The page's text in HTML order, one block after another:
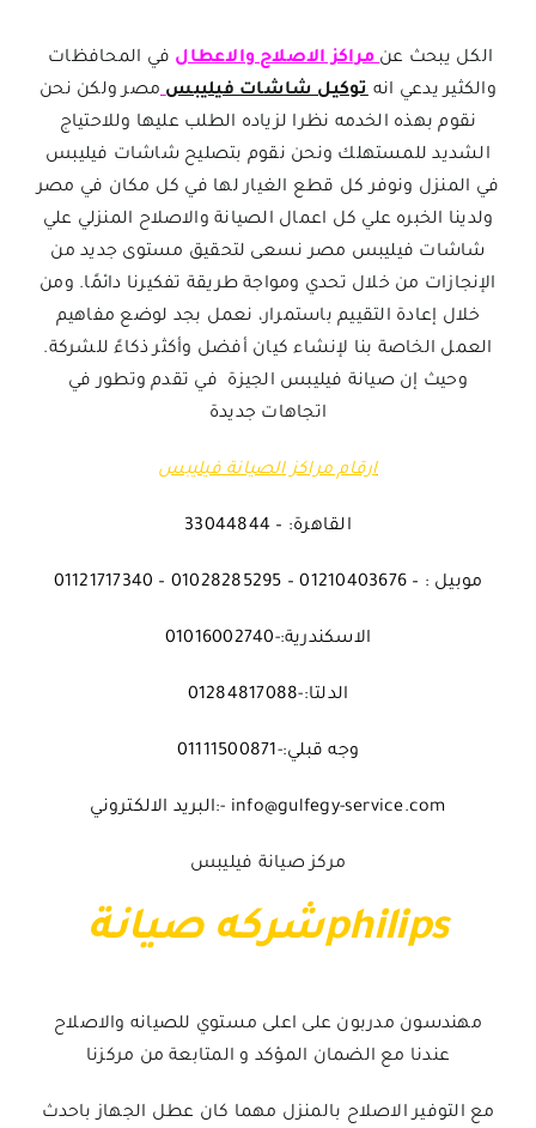
الكل يبحث عنمراكز الاصلاح والاعطال في المحافظات
والكثير يدعي انه توكيل شاشات فيليبس مصر ولكن نحن
نقوم بهذه الخدمه نظرا لزياده الطلب عليها وللاحتياج
الشديد للمستهلك ونحن نقوم بتصليح شاشات فيليبس
في المنزل ونوفر كل قطع الغيار لها في كل مكان في مصر
ولدينا الخبره علي كل اعمال الصيانة والاصلاح المنزلي علي
شاشات فيليبس مصر نسعى لتحقيق مستوى جديد من
الإنجازات من خلال تحدي ومواجة طريقة تفكيرنا دائمًا. ومن
خلال إعادة التقييم باستمرار، نعمل بجد لوضع مفاهيم
العمل الخاصة بنا لإنشاء كيان أفضل وأكثر ذكاءً للشركة.
وحيث إن صيانة فيليبس الجيزة في تقدم وتطور في
اتجاهات جديدة
ارقام مراكز الصيانة فيليبس
القاهرة: – 33044844
موبيل : – 01210403676 – 01028285295 – 01121717340
الاسكندرية:-01016002740
الدلتا:-01284817088
وجه قبلي:-01111500871
info@gulfegy-service.com -:البريد الالكتروني
مركز صيانة فيليبس
philipsشركه صيانة
مهندسون مدربون على اعلى مستوي للصيانه والاصلاح
عندنا مع الضمان المؤكد و المتابعة من مركزنا
مع التوفير الاصلاح بالمنزل مهما كان عطل الجهاز باحدث